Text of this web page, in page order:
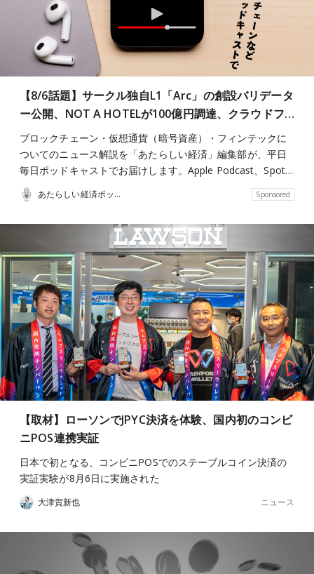
【8/6話題】サークル独自L1「Arc」の創設バリデータ
ー公開、NOT A HOTELが100億円調達、クラウドフ…
ブロックチェーン・仮想通貨（暗号資産）・フィンテックに
ついてのニュース解説を「あたらしい経済」編集部が、平日
毎日ポッドキャストでお届けします。Apple Podcast、Spot…
あたらしい経済ポッドキャスト Sponsored
【取材】ローソンでJPYC決済を体験、国内初のコンビ
ニPOS連携実証
日本で初となる、コンビニPOSでのステーブルコイン決済の
実証実験が8月6日に実施された
大津賀新也 ニュース